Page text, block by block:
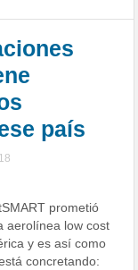
país
prometió
aerolínea low cost
y es así como
concretando: